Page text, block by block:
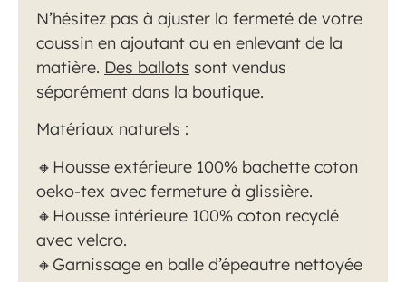
N’hésitez pas à ajuster la fermeté de votre
coussin en ajoutant ou en enlevant de la
matière. Des ballots sont vendus
séparément dans la boutique.
Matériaux naturels :
🔸Housse extérieure 100% bachette coton
oeko-tex avec fermeture à glissière.
🔸Housse intérieure 100% coton recyclé
avec velcro.
🔸Garnissage en balle d’épeautre nettoyée